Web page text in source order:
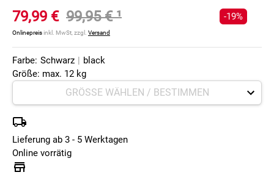
79,99 € 99,95 €¹
Onlinepreisinkl. MwSt, zzgl. Versand
-19%
Farbe: Schwarz | black
Größe: max. 12 kg
Lieferung ab 3 - 5 Werktagen
Online vorrätig